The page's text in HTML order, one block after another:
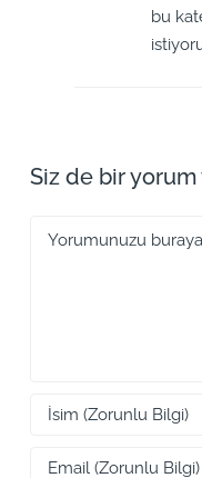
bu
Siz de bir yorum